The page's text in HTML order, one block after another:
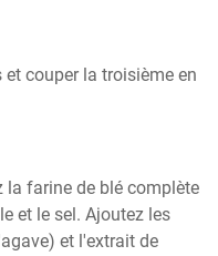
couper la troisième en
la farine de blé complète
et le sel. Ajoutez les
et l'extrait de